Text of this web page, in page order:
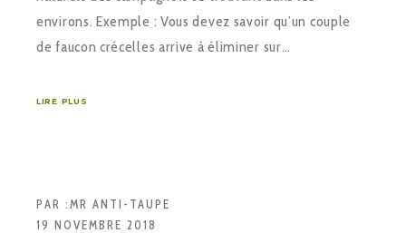
environs. Exemple : Vous devez savoir qu’un couple
de faucon crécelles arrive à éliminer sur…
LIRE PLUS
PAR :MR ANTI-TAUPE
19 NOVEMBRE 2018